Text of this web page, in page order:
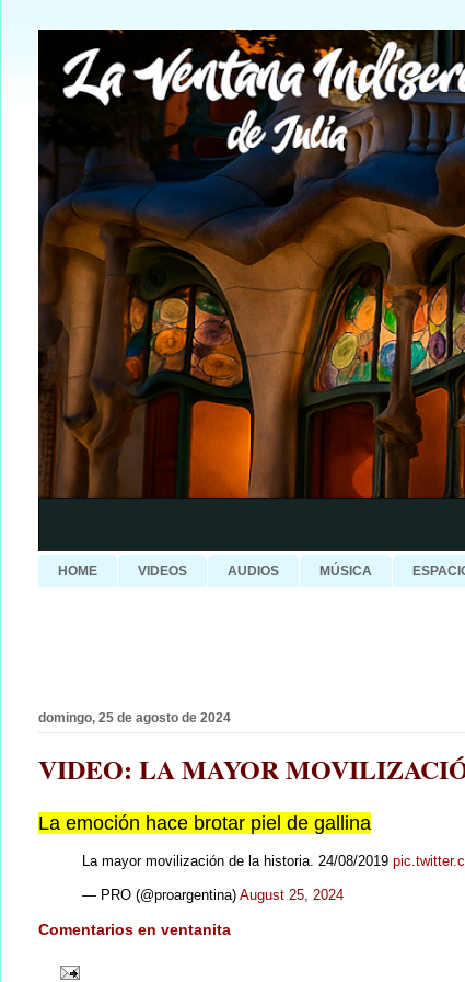
HOME VIDEOS AUDIOS MÚSICA
domingo, 25 de agosto de 2024
VIDEO: LA MAYOR
La emoción hace brotar piel de gallina
La mayor movilización de la historia. 24/08/2019
— PRO (@proargentina) August 25, 2024
Comentarios en ventanita